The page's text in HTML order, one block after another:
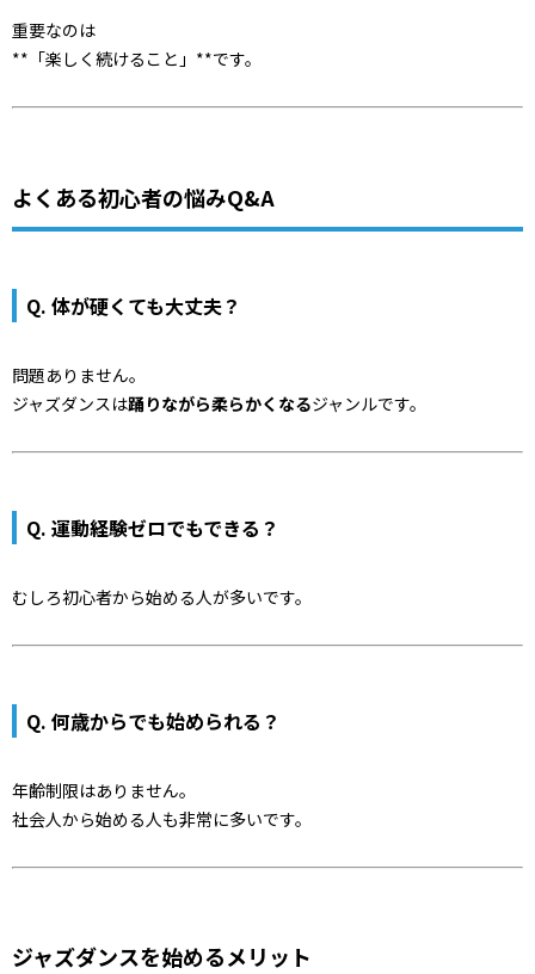
重要なのは
**「楽しく続けること」**です。
よくある初心者の悩みQ&A
Q. 体が硬くても大丈夫？
問題ありません。
ジャズダンスは踊りながら柔らかくなるジャンルです。
Q. 運動経験ゼロでもできる？
むしろ初心者から始める人が多いです。
Q. 何歳からでも始められる？
年齢制限はありません。
社会人から始める人も非常に多いです。
ジャズダンスを始めるメリット